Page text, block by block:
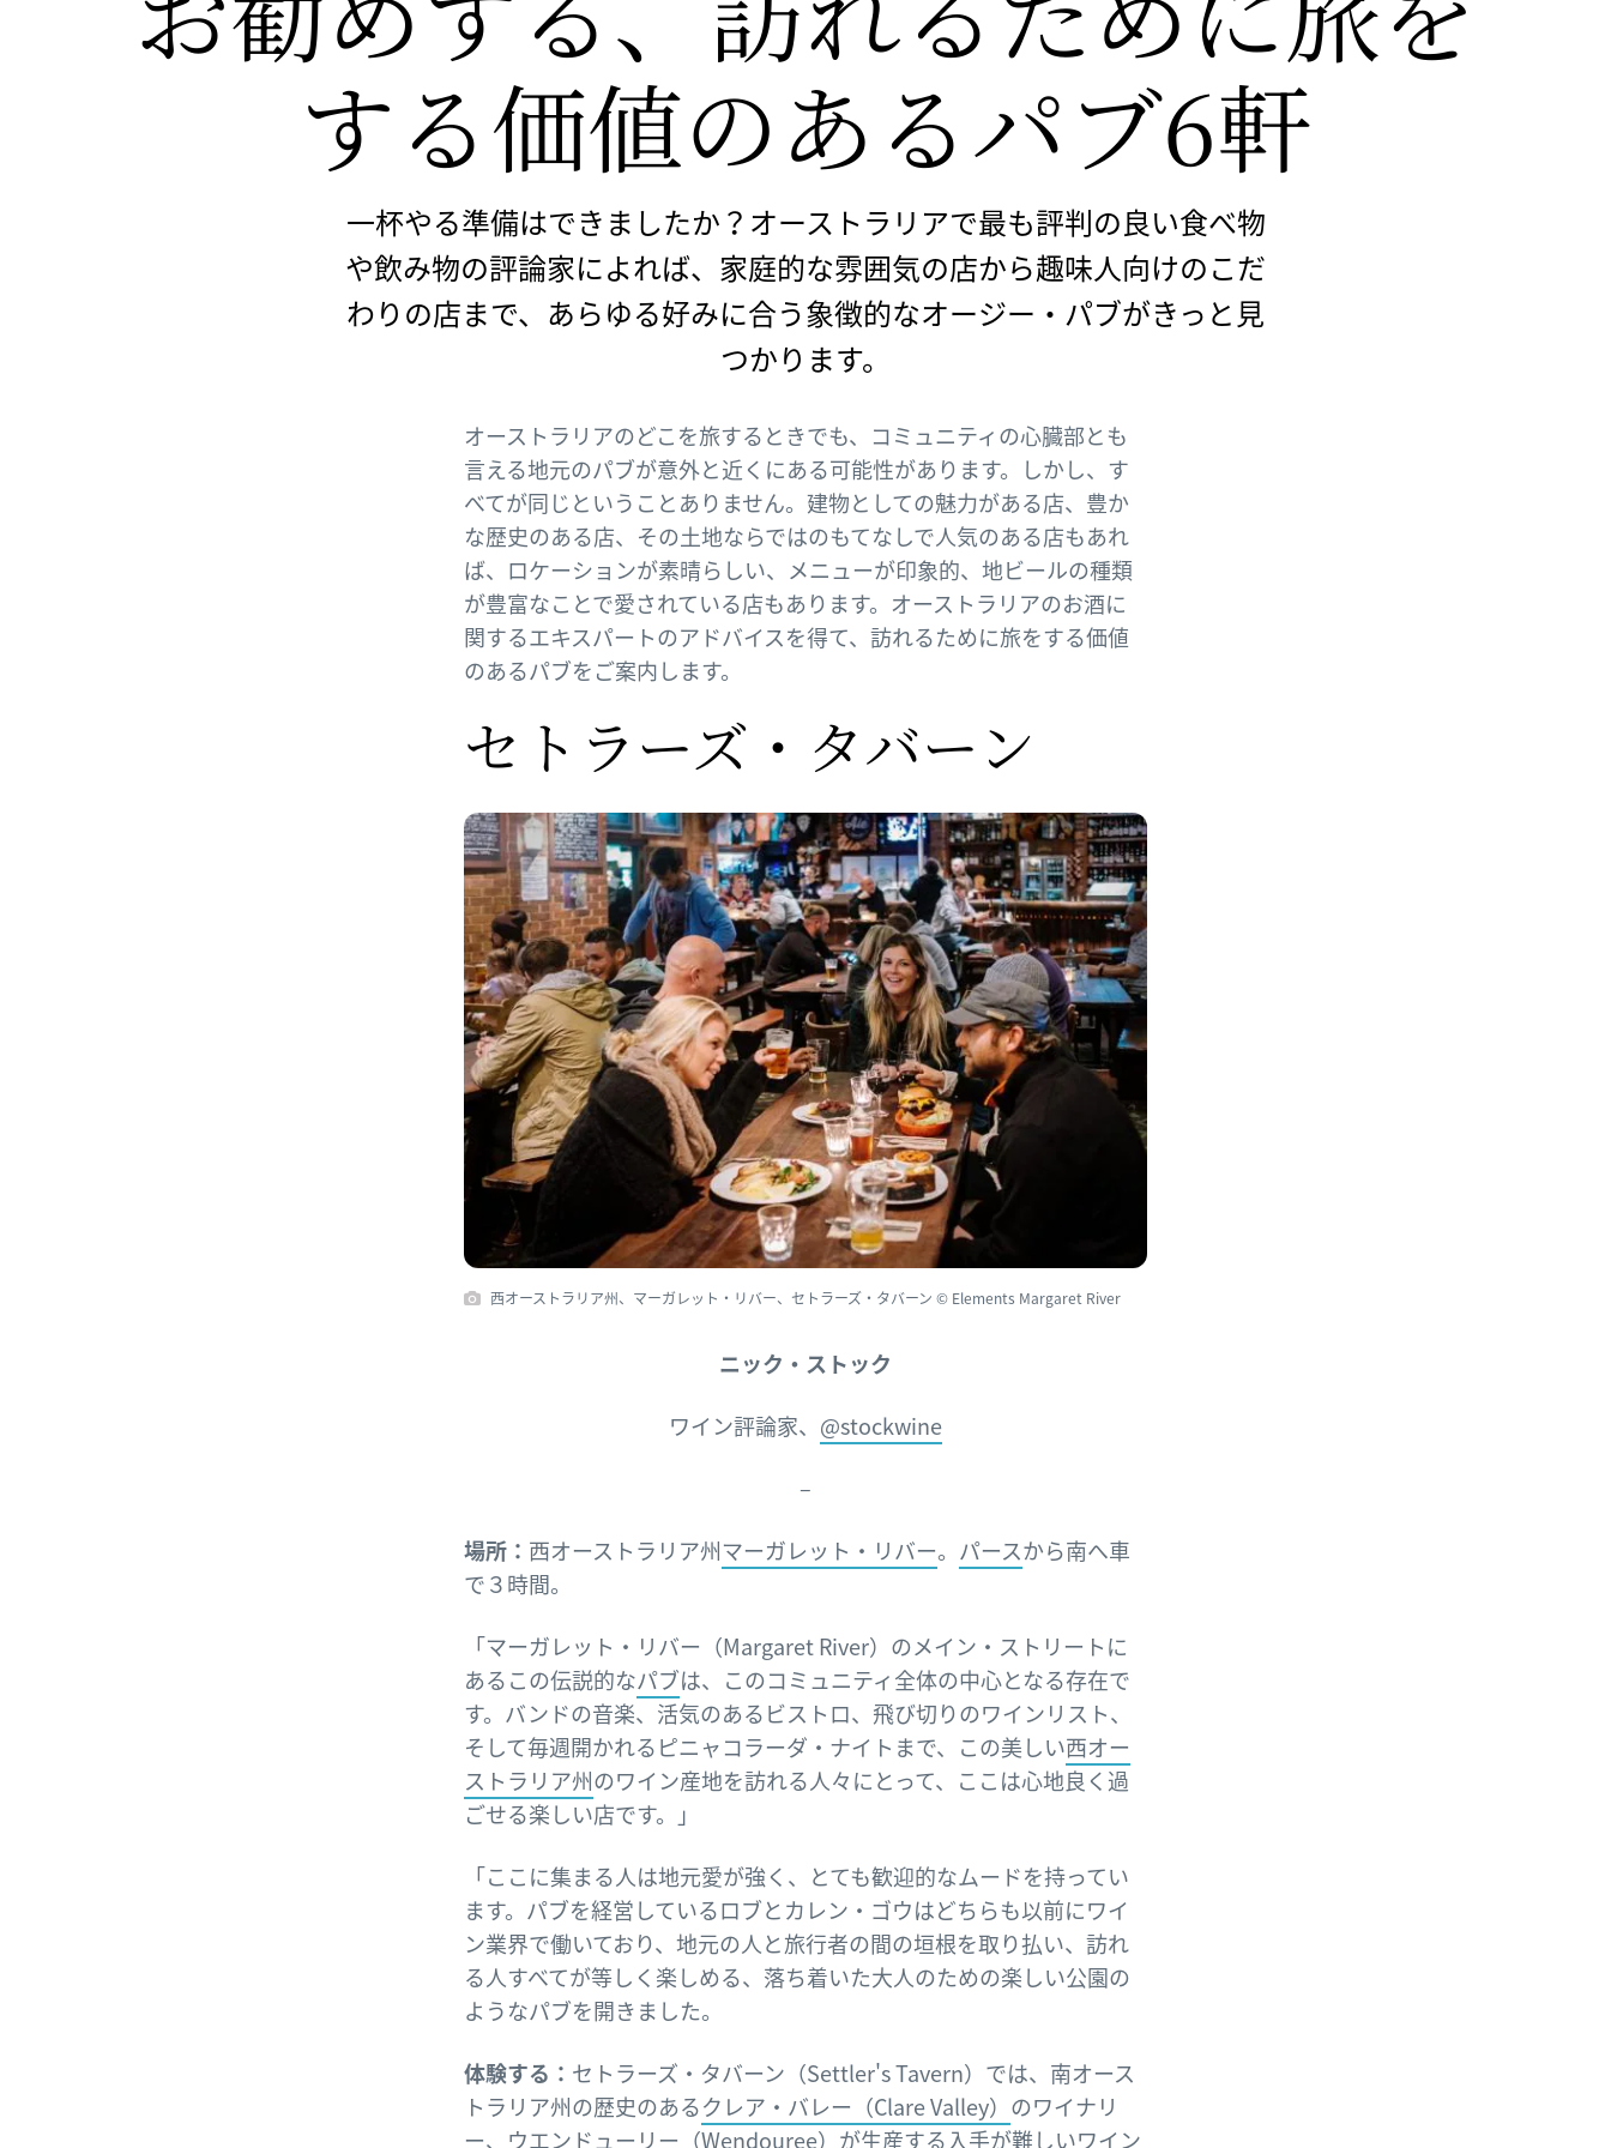
する​価値の​ある​パブ6軒
一杯やる準備はできましたか？オーストラリアで最も評判の良い食べ物
や飲み物の評論家によれば、家庭的な雰囲気の店から趣味人向けのこだ
わりの店まで、あらゆる好みに合う象徴的なオージー・パブがきっと見
つかります。
オーストラリアのどこを旅するときでも、コミュニティの心臓部とも
言える地元のパブが意外と近くにある可能性があります。しかし、す
べてが同じということありません。建物としての魅力がある店、豊か
な歴史のある店、その土地ならではのもてなしで人気のある店もあれ
ば、ロケーションが素晴らしい、メニューが印象的、地ビールの種類
が豊富なことで愛されている店もあります。オーストラリアのお酒に
関するエキスパートのアドバイスを得て、訪れるために旅をする価値
のあるパブをご案内します。
セトラーズ・タバーン
西オーストラリア州、マーガレット・リバー、セトラーズ・タバーン © Elements Margaret River
ニック・ストック
ワイン評論家、 @stockwine
–
場所： 西オーストラリア州マーガレット・リバー。 パースから南へ車
で３時間。
「マーガレット・リバー（Margaret River）のメイン・ストリートに
あるこの伝説的なパブは、このコミュニティ全体の中心となる存在で
す。バンドの音楽、活気のあるビストロ、飛び切りのワインリスト、
そして毎週開かれるピニャコラーダ・ナイトまで、この美しい西オー
ストラリア州のワイン産地を訪れる人々にとって、ここは心地良く過
ごせる楽しい店です。」
「ここに集まる人は地元愛が強く、とても歓迎的なムードを持ってい
ます。パブを経営しているロブとカレン・ゴウはどちらも以前にワイ
ン業界で働いており、地元の人と旅行者の間の垣根を取り払い、訪れ
る人すべてが等しく楽しめる、落ち着いた大人のための楽しい公園の
ようなパブを開きました。
体験する： セトラーズ・タバーン（Settler's Tavern）では、南オース
トラリア州の歴史のあるクレア・バレー（Clare Valley） のワイナリ
ー、ウエンドューリー（Wendouree）が生産する入手が難しいワイン